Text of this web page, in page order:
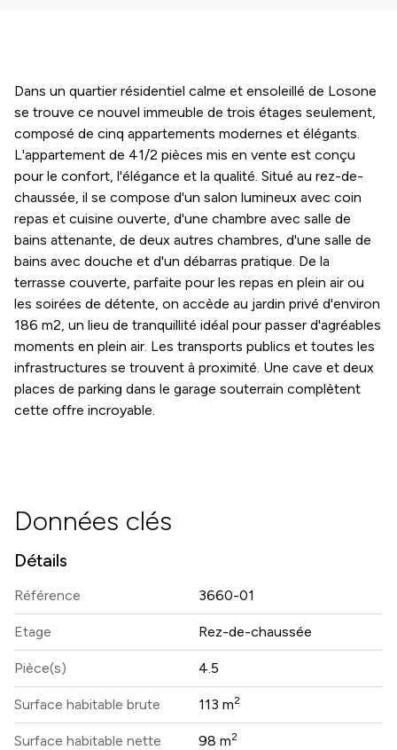
Dans un quartier résidentiel calme et ensoleillé de Losone
se trouve ce nouvel immeuble de trois étages seulement,
composé de cinq appartements modernes et élégants.
L'appartement de 41/2 pièces mis en vente est conçu
pour le confort, l'élégance et la qualité. Situé au rez-de-
chaussée, il se compose d'un salon lumineux avec coin
repas et cuisine ouverte, d'une chambre avec salle de
bains attenante, de deux autres chambres, d'une salle de
bains avec douche et d'un débarras pratique. De la
terrasse couverte, parfaite pour les repas en plein air ou
les soirées de détente, on accède au jardin privé d'environ
186 m2, un lieu de tranquillité idéal pour passer d'agréables
moments en plein air. Les transports publics et toutes les
infrastructures se trouvent à proximité. Une cave et deux
places de parking dans le garage souterrain complètent
cette offre incroyable.
Données clés
Détails
Référence 3660-01
Etage Rez-de-chaussée
Pièce(s) 4.5
Surface habitable brute 113 m2
Surface habitable nette 98 m2